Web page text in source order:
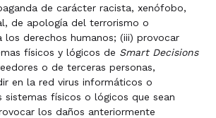
de carácter racista, xenófobo,
de apología del terrorismo o
derechos humanos; (iii) provocar
físicos y lógicos de Smart Decisions
o de terceras personas,
en la red virus informáticos o
sistemas físicos o lógicos que sean
los daños anteriormente